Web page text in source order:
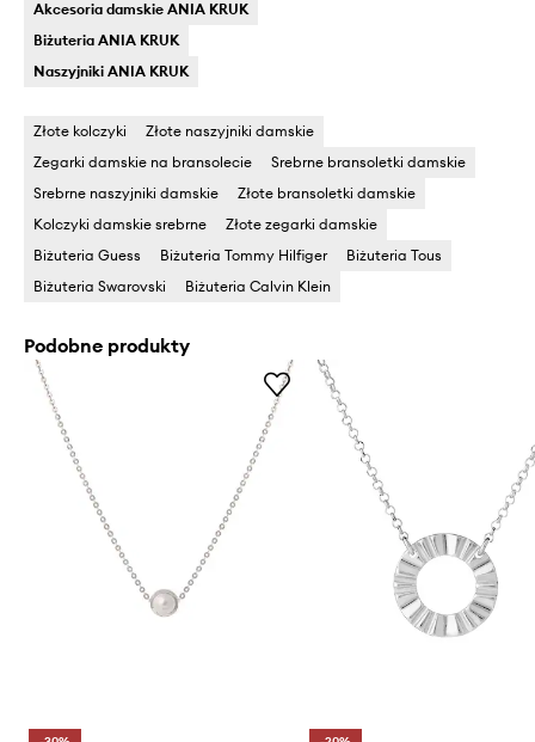
Akcesoria damskie ANIA KRUK
Biżuteria ANIA KRUK
Naszyjniki ANIA KRUK
Złote kolczyki
Złote naszyjniki damskie
Zegarki damskie na bransolecie
Srebrne bransoletki damskie
Srebrne naszyjniki damskie
Złote bransoletki damskie
Kolczyki damskie srebrne
Złote zegarki damskie
Biżuteria Guess
Biżuteria Tommy Hilfiger
Biżuteria Tous
Biżuteria Swarovski
Biżuteria Calvin Klein
Podobne produkty